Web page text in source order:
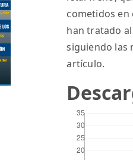
cometidos en
han tratado
siguiendo las
artículo.